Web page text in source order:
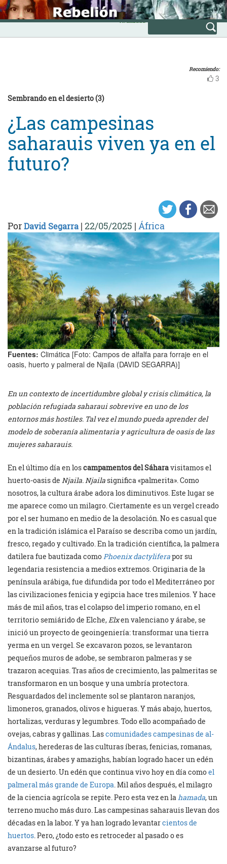
Skip
to
content
INICIO
Avanzada
Recomiendo:
3
Sembrando en el desierto (3)
¿Las campesinas
saharauis viven ya en el
futuro?
PorDavid Segarra | 22/05/2025 | África
Fuentes: Climática [Foto: Campos de alfalfa para forraje en el
oasis, huerto y palmeral de Njaila (DAVID SEGARRA)]
En un contexto de incertidumbre global y crisis climática, la
población refugiada saharaui sobrevive en uno de los
entornos más hostiles. Tal vez el mundo pueda aprender del
modelo de soberanía alimentaria y agricultura de oasis de las
mujeres saharauis.
En el último día en loscampamentos del Sáharavisitamos el
huerto-oasis de Njaila. Njailasignifica «palmerita». Como
nosotros, la cultura árabe adora los diminutivos. Este lugar se
me aparece como un milagro. Ciertamente es un vergel creado
por el ser humano en medio de la desolación. No es casual que
en la tradición islámica el Paraíso se describa como un jardín,
fresco, regado y cultivado. En la tradición científica, la palmera
datilera fue bautizada comoPhoenix dactyliferapor su
legendaria resistencia a medios extremos. Originaria de la
península arábiga, fue difundida por todo el Mediterráneo por
las civilizaciones fenicia y egipcia hace tres milenios. Y hace
más de mil años, tras el colapso del imperio romano, en el
territorio semiárido de Elche,Elxen valenciano y árabe, se
inició un proyecto de geoingeniería: transformar una tierra
yerma en un vergel. Se excavaron pozos, se levantaron
pequeños muros de adobe, se sembraron palmeras y se
trazaron acequias. Tras años de crecimiento, las palmeritas se
transformaron en un bosque y una umbría protectora.
Resguardados del inclemente sol se plantaron naranjos,
limoneros, granados, olivos e higueras. Y más abajo, huertos,
hortalizas, verduras y legumbres. Todo ello acompañado de
ovejas, cabras y gallinas. Lascomunidades campesinas de al-
Ándalus, herederas de las culturas íberas, fenicias, romanas,
bizantinas, árabes y amazighs, habían logrado hacer un edén
de un desierto. Un edén que continua vivo hoy en día comoel
palmeral más grande de Europa. Mil años después, el milagro
de la ciencia agrícola se repite. Pero esta vez en lahamada, un
terreno mucho más duro. Las campesinas saharauis llevan dos
décadas en la labor. Y ya han logrado levantarcientos de
huertos. Pero, ¿todo esto es retroceder al pasado o es
avanzarse al futuro?